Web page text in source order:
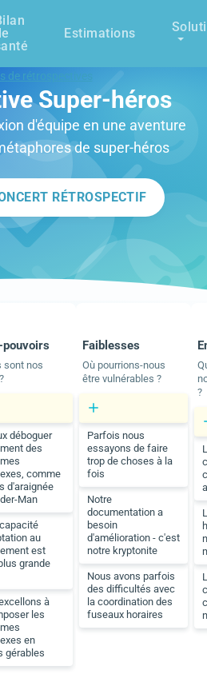
Estimations
de rétrospectives
Super-héros
d'équipe en une aventure
de super-héros
RÉTROSPECTIF
pouvoirs
sont nos
déboguer
des
comme
d'araignée
Man
au
est
grande
à
les
en
gérables
Faiblesses
Où pourrions-nous
être vulnérables ?
Parfois nous
essayons de faire
trop de choses à la
fois
Notre
documentation a
besoin
d'amélioration - c'est
notre kryptonite
Nous avons parfois
des difficultés avec
la coordination des
fuseaux horaires
?